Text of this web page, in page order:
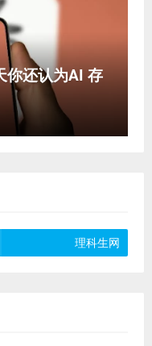
你还认为AI 存
理科生网